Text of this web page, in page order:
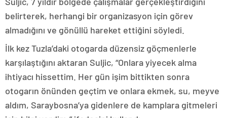
belirterek, herhangi bir organizasyon için görev
almadığını ve gönüllü hareket ettiğini söyledi.
İlk kez Tuzla’daki otogarda düzensiz göçmenlerle
karşılaştığını aktaran Suljic, “Onlara yiyecek alma
ihtiyacı hissettim. Her gün işim bittikten sonra
otogarın önünden geçtim ve onlara ekmek, su, meyve
aldım, Saraybosna’ya gidenlere de kamplara gitmeleri